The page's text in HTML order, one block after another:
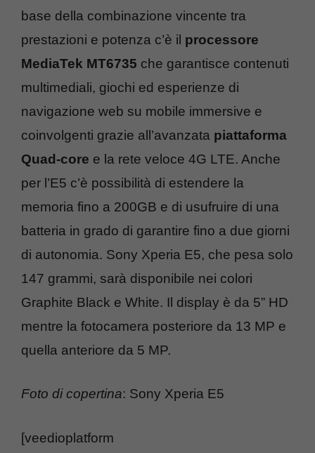
base della combinazione vincente tra
prestazioni e potenza c’è il processore
MediaTek MT6735 che garantisce contenuti
multimediali, giochi ed esperienze di
navigazione web su mobile immersive e
coinvolgenti grazie all’avanzata piattaforma
Quad-core e la rete veloce 4G LTE. Anche
per l’E5 c’è possibilità di estendere la
memoria fino a 200GB e di usufruire di una
batteria in grado di garantire fino a due giorni
di autonomia. Sony Xperia E5, che pesa solo
147 grammi, sarà disponibile nei colori
Graphite Black e White. Il display è da 5” HD
mentre la fotocamera posteriore da 13 MP e
quella anteriore da 5 MP.
Foto di copertina: Sony Xperia E5
[veedioplatform